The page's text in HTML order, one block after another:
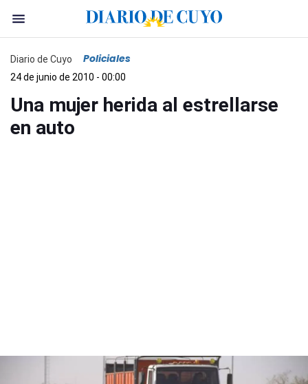
Diario de Cuyo Policiales
24 de junio de 2010 - 00:00
Una mujer herida al estrellarse
en auto